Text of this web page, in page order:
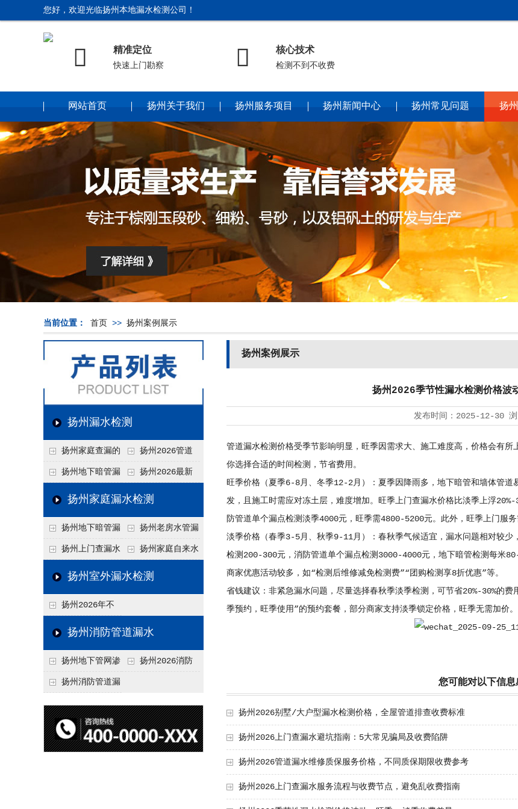
您好，欢迎光临扬州本地漏水检测公司！
 精准定位
快速上门勘察  核心技术
检测不到不收费
网站首页 扬州关于我们 扬州服务项目 扬州新闻中心 扬州常见问题 扬
当前位置： 首页 >> 扬州案例展示
扬州漏水检测
扬州家庭查漏的
实用小技巧
扬州2026管道
漏水维修价格表，按
材质、漏点类型精准
扬州地下暗管漏
水检测价格高？2026
巧
扬州2026最新
上门漏水检测价格
类报价一览
扬州家庭漏水检测
扬州地下暗管漏
水检测技术与价格关
联2026，不同方法收
扬州老房水管漏
水检测与维修价格20
26，老旧管道改造方
扬州上门查漏水
vs 自行检测：2026
析
扬州家庭自来水
管漏水检测全攻略：
扬州室外漏水检测
扬州2026年不
同城市上门查漏水价
价参考
扬州消防管道漏水
扬州地下管网渗
漏检测
扬州2026消防
程类项目报价
扬州消防管道漏
6，工程类检测收费
标准详解
扬州案例展示
扬州2026季节性漏水检测价格波
发布时间： 2025-12-30
管道漏水检测价格受季节影响明显，旺季因需求大、施工难度高，价格会有
你选择合适的时间检测，节省费用。
旺季价格（夏季6-8月、冬季12-2月）：夏季因降雨多，地下暗管和墙体管
发，且施工时需应对冻土层，难度增加。旺季上门查漏水价格比淡季上浮
防管道单个漏点检测淡季4000元，旺季需4800-5200元。此外，旺季上门服
淡季价格（春季3-5月、秋季9-11月）：春秋季气候适宜，漏水问题相对较
检测200-300元，消防管道单个漏点检测3000-4000元，地下暗管检测每米
商家优惠活动较多，如“检测后维修减免检测费”“团购检测享8折优惠”等。
省钱建议：非紧急漏水问题，尽量选择春秋季淡季检测，可节省20%-30%的
季预约，旺季使用”的预约套餐，部分商家支持淡季锁定价格，旺季无需加价。
您可能对以下信息
扬州2026别墅/大户型漏水检测价格，全屋管道排查收费标准
扬州2026上门查漏水避坑指南：5大常见骗局及收费陷阱
扬州2026管道漏水维修质保服务价格，不同质保期限收费参考
扬州2026上门查漏水服务流程与收费节点，避免乱收费指南